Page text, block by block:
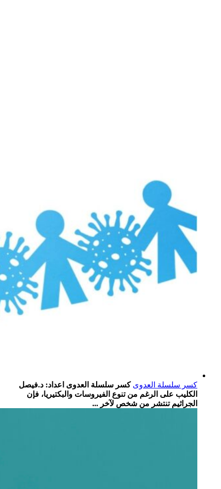
كسر سلسلة العدوى كسر سلسلة العدوى اعداد: د.فيصل
الكليب على الرغم من تنوع الفيروسات والبكتيريا، فإن
الجراثيم تنتشر من شخص لآخر ...